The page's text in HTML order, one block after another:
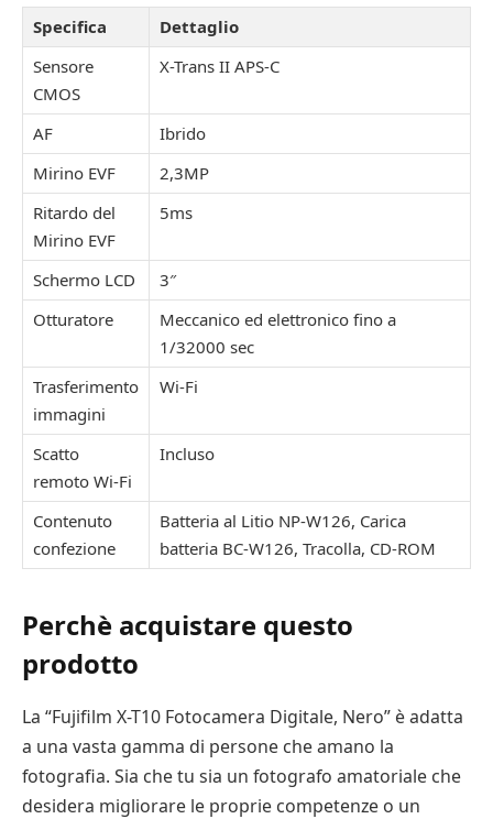
Specifica
Dettaglio
Sensore
CMOS
X-Trans II APS-C
AF
Ibrido
Mirino EVF
2,3MP
Ritardo del
Mirino EVF
5ms
Schermo LCD
3″
Otturatore
Meccanico ed elettronico fino a
1/32000 sec
Trasferimento
immagini
Wi-Fi
Scatto
remoto Wi-Fi
Incluso
Contenuto
confezione
Batteria al Litio NP-W126, Carica
batteria BC-W126, Tracolla, CD-ROM
Perchè acquistare questo
prodotto
La “Fujifilm X-T10 Fotocamera Digitale, Nero” è adatta
a una vasta gamma di persone che amano la
fotografia. Sia che tu sia un fotografo amatoriale che
desidera migliorare le proprie competenze o un